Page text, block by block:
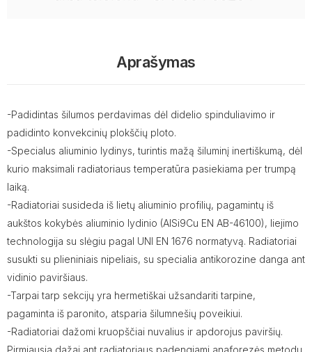
Aprašymas
-Padidintas šilumos perdavimas dėl didelio spinduliavimo ir
padidinto konvekcinių plokščių ploto.
-Specialus aliuminio lydinys, turintis mažą šiluminį inertiškumą, dėl
kurio maksimali radiatoriaus temperatūra pasiekiama per trumpą
laiką.
-Radiatoriai susideda iš lietų aliuminio profilių, pagamintų iš
aukštos kokybės aliuminio lydinio (AlSi9Cu EN AB-46100), liejimo
technologija su slėgiu pagal UNI EN 1676 normatyvą. Radiatoriai
susukti su plieniniais nipeliais, su specialia antikorozine danga ant
vidinio paviršiaus.
-Tarpai tarp sekcijų yra hermetiškai užsandariti tarpine,
pagaminta iš paronito, atsparia šilumnešių poveikiui.
-Radiatoriai dažomi kruopščiai nuvalius ir apdorojus paviršių.
Pirmiausia dažai ant radiatoriaus padengiami anaforezės metodu